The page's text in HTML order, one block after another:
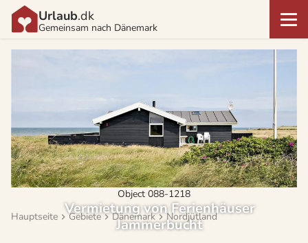
Urlaub.dk
Gemeinsam nach Dänemark
Object 088-1218
Vermietung von Ferienhäuser
Jammerbucht
Hauptseite Gebiete Dänemark Nordjütland